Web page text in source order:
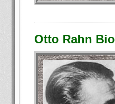
Otto Rahn Bio